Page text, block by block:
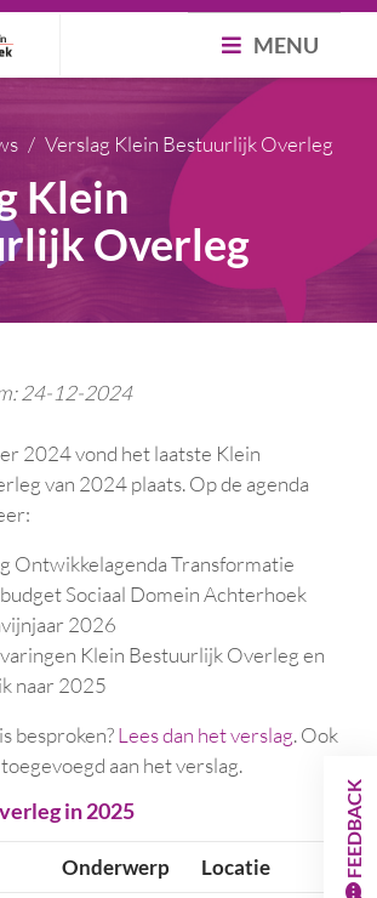
MENU
Verslag Klein Bestuurlijk Overleg
Klein
Overleg
24-12-2024
2024 vond het laatste Klein
van 2024 plaats. Op de agenda
Ontwikkelagenda Transformatie
Sociaal Domein Achterhoek
2026
Klein Bestuurlijk Overleg en
naar 2025
besproken?Lees dan het verslag. Ook
aan het verslag.
in 2025
Onderwerp
Locatie
FEEDBACK